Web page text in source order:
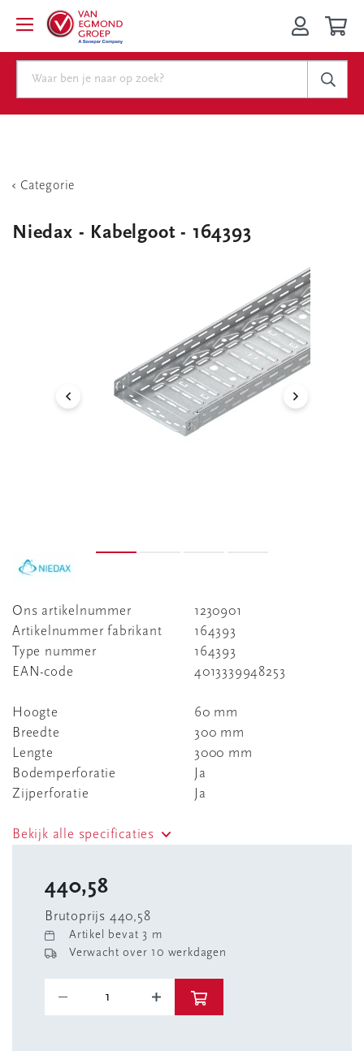
Categorie
Niedax - Kabelgoot - 164393
Ons artikelnummer
1230901
Artikelnummer fabrikant
164393
Type nummer
164393
EAN-code
4013339948253
Hoogte
60 mm
Breedte
300 mm
Lengte
3000 mm
Bodemperforatie
Ja
Zijperforatie
Ja
Bekijk alle specificaties
440,58
Brutoprijs 440,58
Artikel bevat 3 m
Verwacht over 10 werkdagen